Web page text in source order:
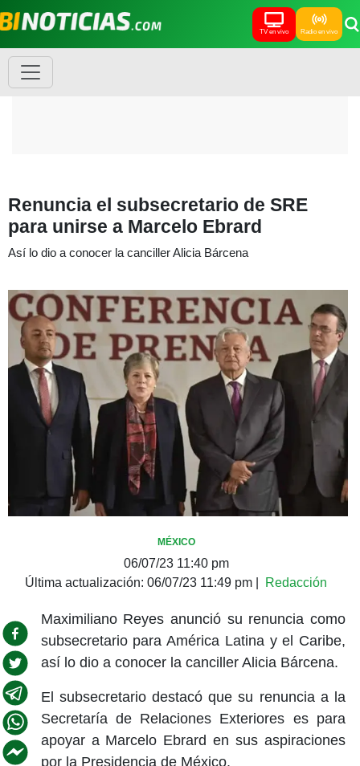
TV en vivo Radio en vivo
Renuncia el subsecretario de SRE
para unirse a Marcelo Ebrard
Así lo dio a conocer la canciller Alicia Bárcena
MÉXICO
06/07/23 11:40 pm
Última actualización: 06/07/23 11:49 pm Redacción
Maximiliano Reyes anunció su renuncia como
subsecretario para América Latina y el Caribe,
así lo dio a conocer la canciller Alicia Bárcena.
El subsecretario destacó que su renuncia a la
Secretaría de Relaciones Exteriores es para
apoyar a Marcelo Ebrard en sus aspiraciones
por la Presidencia de México.